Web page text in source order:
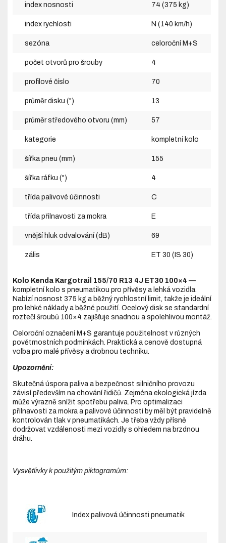
index nosnosti 74 (375 kg)
index rychlosti N (140 km/h)
sezóna celoroční M+S
počet otvorů pro šrouby 4
profilové číslo 70
průměr disku (") 13
průměr středového otvoru (mm) 57
kategorie kompletní kolo
šířka pneu (mm) 155
šířka ráfku (") 4
třída palivové účinnosti C
třída přilnavosti za mokra E
vnější hluk odvalování (dB) 69
zális ET 30 (IS 30)
Kolo Kenda Kargotrail 155/70 R13 4J ET30 100×4 —
kompletní kolo s pneumatikou pro přívěsy a lehká vozidla.
Nabízí nosnost 375 kg a běžný rychlostní limit, takže je ideální
pro lehké náklady a běžné použití. Ocelový disk se standardní
roztečí šroubů 100×4 zajišťuje snadnou a spolehlivou montáž.
Celoroční označení M+S garantuje použitelnost v různých
povětrnostních podmínkách. Praktická a cenově dostupná
volba pro malé přívěsy a drobnou techniku.
Upozornění:
Skutečná úspora paliva a bezpečnost silničního provozu
závisí především na chování řidičů. Zejména ekologická jízda
může výrazně snížit spotřebu paliva. Pro optimalizaci
přilnavosti za mokra a palivové účinnosti by měl být pravidelně
kontrolován tlak v pneumatikách. Je třeba vždy přísně
dodržovat vzdálenosti mezi vozidly s ohledem na brzdnou
dráhu.
Vysvětlivky k použitým piktogramům:
Index palivová účinnosti pneumatik